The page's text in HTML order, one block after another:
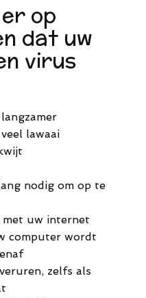
op
dat uw
virus
lawaai
nodig om op te
uw internet
computer wordt
zelfs als